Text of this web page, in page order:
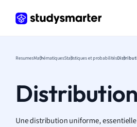
ResumesMathématiquesStatistiques et probabilités
Une distribution uniforme,